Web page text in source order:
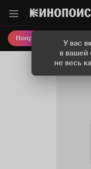
У вас
в вашей
не весь
Попробовать Плюс